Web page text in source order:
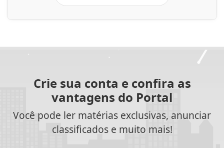
Crie sua conta e confira as
vantagens do Portal
Você pode ler matérias exclusivas, anunciar
classificados e muito mais!